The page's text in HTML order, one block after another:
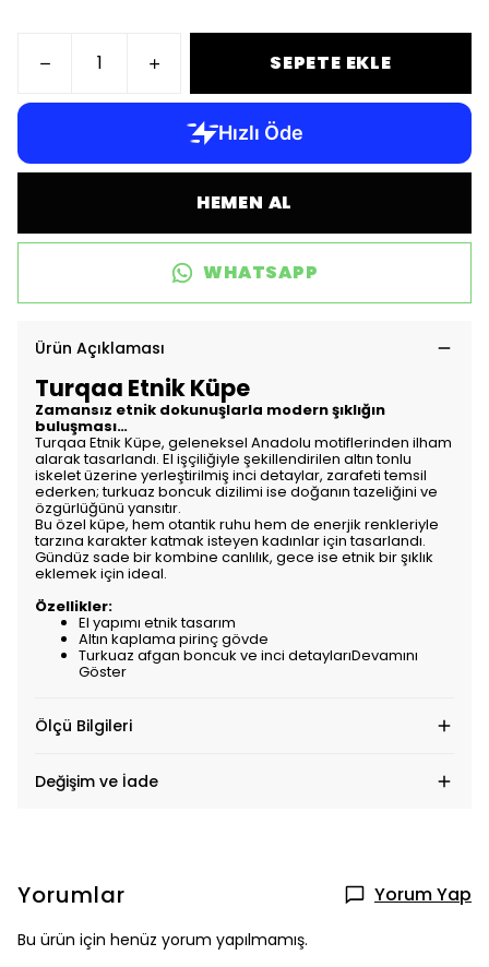
SEPETE EKLE
HEMEN AL
WHATSAPP
Ürün Açıklaması
Turqaa Etnik Küpe
Zamansız etnik dokunuşlarla modern şıklığın
buluşması…
Turqaa Etnik Küpe, geleneksel Anadolu motiflerinden ilham
alarak tasarlandı. El işçiliğiyle şekillendirilen altın tonlu
iskelet üzerine yerleştirilmiş inci detaylar, zarafeti temsil
ederken; turkuaz boncuk dizilimi ise doğanın tazeliğini ve
özgürlüğünü yansıtır.
Bu özel küpe, hem otantik ruhu hem de enerjik renkleriyle
tarzına karakter katmak isteyen kadınlar için tasarlandı.
Gündüz sade bir kombine canlılık, gece ise etnik bir şıklık
eklemek için ideal.
Özellikler:
El yapımı etnik tasarım
Altın kaplama pirinç gövde
Turkuaz afgan boncuk ve inci detaylarıDevamını
Göster
Ölçü Bilgileri
Değişim ve İade
Yorumlar Yorum Yap
Bu ürün için henüz yorum yapılmamış.